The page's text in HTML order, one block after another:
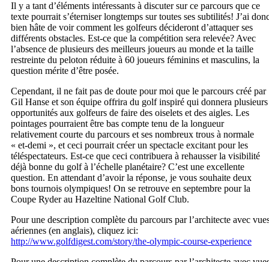
Il y a tant d’éléments intéressants à discuter sur ce parcours que ce
texte pourrait s’éterniser longtemps sur toutes ses subtilités! J’ai
bien hâte de voir comment les golfeurs décideront d’attaquer ses
différents obstacles. Est-ce que la compétition sera relevée? Avec
l’absence de plusieurs des meilleurs joueurs au monde et la taille
restreinte du peloton réduite à 60 joueurs féminins et masculins, la
question mérite d’être posée.
Cependant, il ne fait pas de doute pour moi que le parcours créé par
Gil Hanse et son équipe offrira du golf inspiré qui donnera plusieurs
opportunités aux golfeurs de faire des oiselets et des aigles. Les
pointages pourraient être bas compte tenu de la longueur
relativement courte du parcours et ses nombreux trous à normale
« et-demi », et ceci pourrait créer un spectacle excitant pour les
téléspectateurs. Est-ce que ceci contribuera à rehausser la visibilité
déjà bonne du golf à l’échelle planétaire? C’est une excellente
question. En attendant d’avoir la réponse, je vous souhaite deux
bons tournois olympiques! On se retrouve en septembre pour la
Coupe Ryder au Hazeltine National Golf Club.
Pour une description complète du parcours par l’architecte avec
aériennes (en anglais), cliquez ici:
http://www.golfdigest.com/story/the-olympic-course-experience